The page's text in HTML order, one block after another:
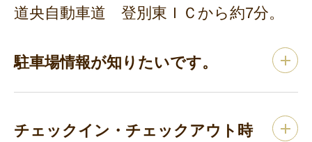
道央自動車道 登別東ＩＣから約7分。
駐車場情報が知りたいです。
チェックイン・チェックアウト時